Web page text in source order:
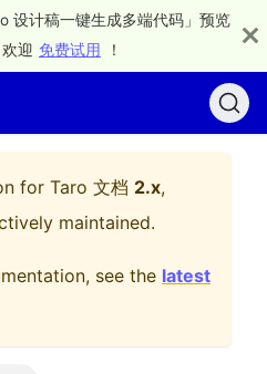
设计稿一键生成多端代码」预览
迎 免费试用 ！
for Taro 文档 2.x,
maintained.
see the latest